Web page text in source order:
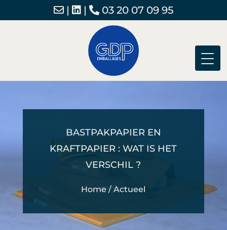
| | 03 20 07 09 95
BASTPAKPAPIER EN
KRAFTPAPIER : WAT IS HET
VERSCHIL ?
Home /Actueel